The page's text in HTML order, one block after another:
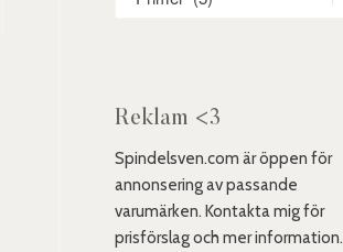
Reklam <3
Spindelsven.com är öppen för
annonsering av passande
varumärken. Kontakta mig för
prisförslag och mer information.